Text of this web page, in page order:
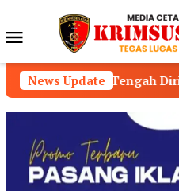
konten Menu
Mobile
News Update
Diringkus Polisi